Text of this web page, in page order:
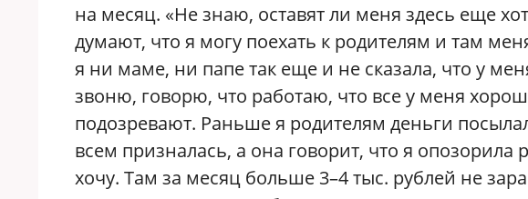
на месяц. «Не знаю, оставят ли меня здесь еще
думают, что я могу поехать к родителям и там
я ни маме, ни папе так еще и не сказала, что у
звоню, говорю, что работаю, что все у меня
подозревают. Раньше я родителям деньги
всем призналась, а она говорит, что я
хочу. Там за месяц больше 3–4 тыс. рублей не